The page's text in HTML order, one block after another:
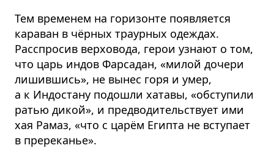
Тем временем на горизонте появляется
караван в чёрных траурных одеждах.
Расспросив верховода, герои узнают о том,
что царь индов Фарсадан, «милой дочери
лишившись», не вынес горя и умер,
а к Индостану подошли хатавы, «обступили
ратью дикой», и предводительствует ими
хая Рамаз, «что с царём Египта не вступает
в пререканье».